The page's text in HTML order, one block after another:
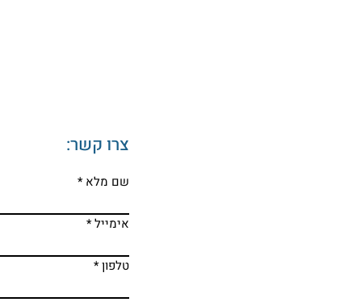
"את לא יודעת כלום"
צרו קשר:
שם מלא
אימייל
טלפון